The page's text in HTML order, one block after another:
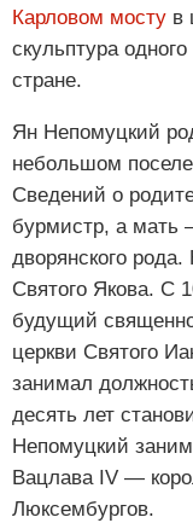
Карловом мосту в
скульптура
стране.
Ян Непомуцкий
небольшом
Сведений о
бурмистр, а мать
дворянского
Святого Якова. С
будущий
церкви Святого
занимал
десять лет
Непомуцкий
Вацлава IV —
Люксембургов.